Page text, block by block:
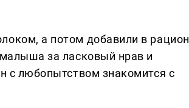
а потом добавили в рацион
за ласковый нрав и
с любопытством знакомится с